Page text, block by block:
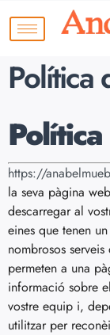
Política
https://
la seva pàgina
descarregar al
eines que tenen
nombrosos
permeten a una
informació sobre
vostre equip i,
utilitzar per